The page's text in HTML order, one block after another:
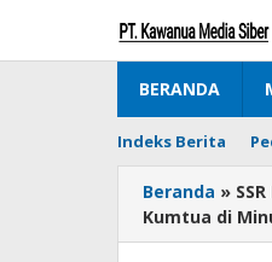
konten
BERANDA
Indeks Berita
Beranda »
Kumtua di